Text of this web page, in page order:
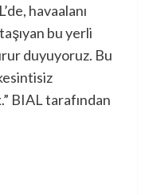
havaalanı
bu yerli
duyuyoruz. Bu
BIAL tarafından